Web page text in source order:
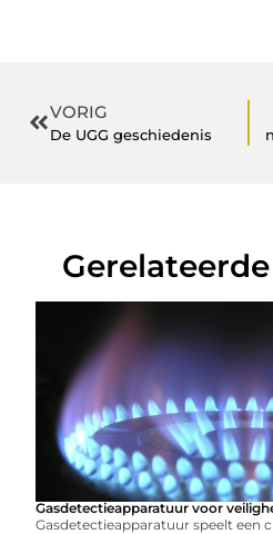
VORIG
De UGG geschiedenis
Gasdetectieapparatuur voor
Gasdetectieapparatuur speelt een